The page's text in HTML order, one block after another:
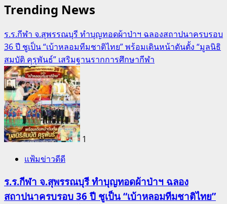
Trending News
ร.ร.กีฬา จ.สุพรรณบุรี ทำบุญทอดผ้าป่าฯ ฉลองสถาปนาครบรอบ
36 ปี ชูเป็น “เบ้าหลอมทีมชาติไทย” พร้อมเดินหน้าดันตั้ง “มูลนิธิ
สมบัติ คุรุพันธ์” เสริมฐานรากการศึกษากีฬา
1
แฟ้มข่าวดีดี
ร.ร.กีฬา จ.สุพรรณบุรี ทำบุญทอดผ้าป่าฯ ฉลอง
สถาปนาครบรอบ 36 ปี ชูเป็น “เบ้าหลอมทีมชาติไทย”